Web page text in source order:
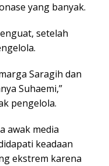
yang banyak.
setelah
Saragih dan
Suhaemi,”
pengelola.
awak media
keadaan
ekstrem karena